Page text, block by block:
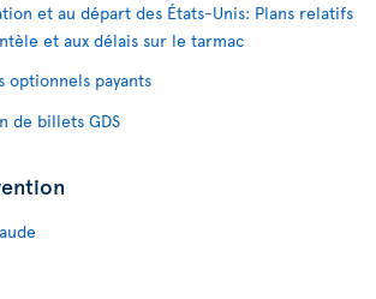
et au départ des États-Unis: Plans relatifs
et aux délais sur le tarmac
optionnels payants
de billets GDS